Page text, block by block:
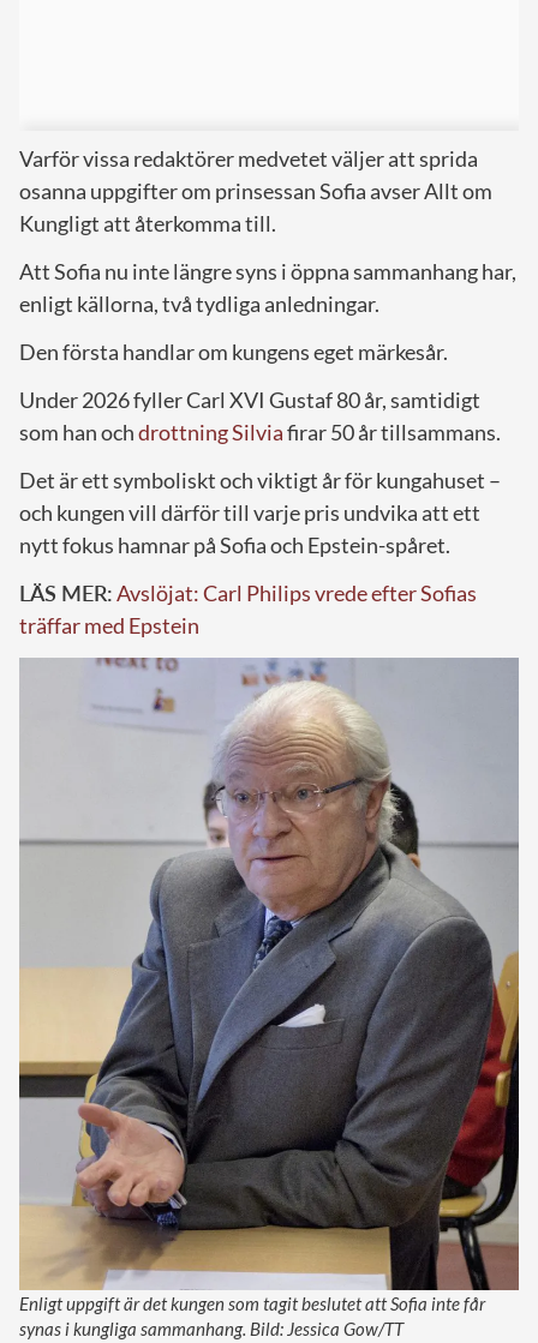
Varför vissa redaktörer medvetet väljer att sprida
osanna uppgifter om prinsessan Sofia avser Allt om
Kungligt att återkomma till.
Att Sofia nu inte längre syns i öppna sammanhang har,
enligt källorna, två tydliga anledningar.
Den första handlar om kungens eget märkesår.
Under 2026 fyller Carl XVI Gustaf 80 år, samtidigt
som han ochdrottning Silviafirar 50 år tillsammans.
Det är ett symboliskt och viktigt år för kungahuset –
och kungen vill därför till varje pris undvika att ett
nytt fokus hamnar på Sofia och Epstein-spåret.
LÄS MER:Avslöjat: Carl Philips vrede efter Sofias
träffar med Epstein
Enligt uppgift är det kungen som tagit beslutet att Sofia inte får
synas i kungliga sammanhang. Bild: Jessica Gow/TT